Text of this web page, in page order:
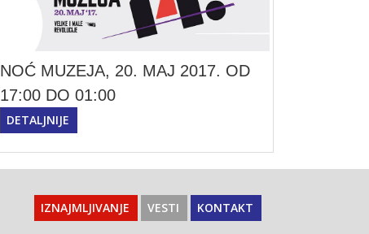
NOĆ MUZEJA, 20. MAJ 2017. OD
17:00 DO 01:00
DETALJNIJE
IZNAJMLJIVANJE VESTI KONTAKT